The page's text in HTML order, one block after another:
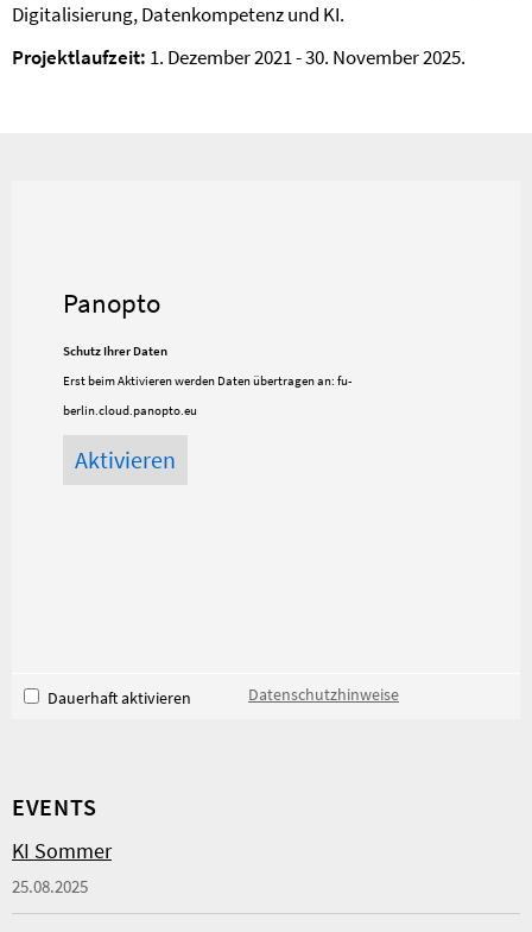
Digitalisierung, Datenkompetenz und KI.
Projektlaufzeit: 1. Dezember 2021 - 30. November 2025.
Panopto
Schutz Ihrer Daten
Erst beim Aktivieren werden Daten übertragen an: fu-
berlin.cloud.panopto.eu
Dauerhaft aktivieren Datenschutzhinweise
EVENTS
KI Sommer
25.08.2025